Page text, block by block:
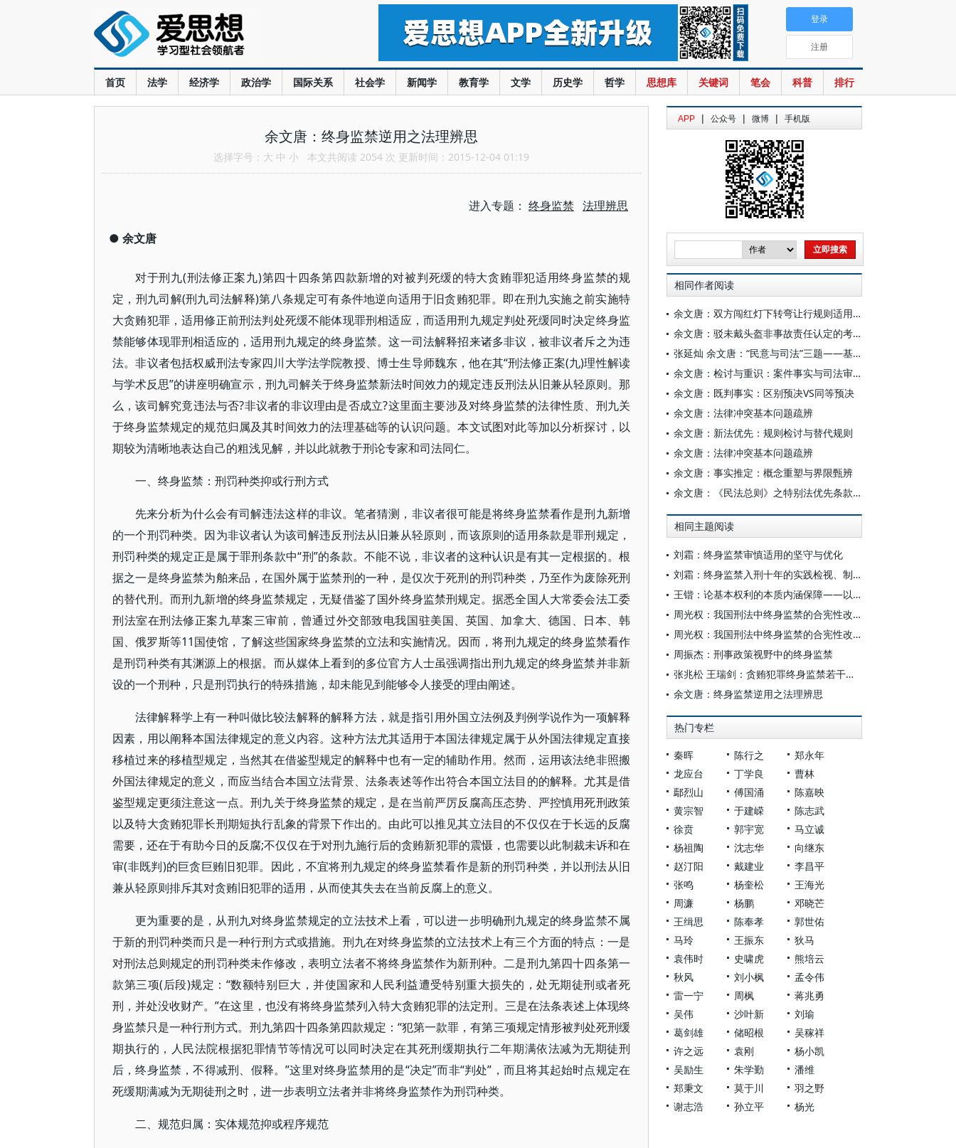
首页 法学 经济学 政治学 国际关系 社会学 新闻学 教育学 文学 历史学 哲学 思想库 关键词 笔会 科普 排行
登录
注册
余文唐：终身监禁逆用之法理辨思
选择字号： 大 中 小 本文共阅读 2054 次 更新时间：2015-12-04 01:19
进入专题： 终身监禁 法理辨思
● 余文唐
对于刑九(刑法修正案九)第四十四条第四款新增的对被判死缓的特大贪贿罪犯适用终身监禁的规
定，刑九司解(刑九司法解释)第八条规定可有条件地逆向适用于旧贪贿犯罪。即在刑九实施之前实施特
大贪贿犯罪，适用修正前刑法判处死缓不能体现罪刑相适应，而适用刑九规定判处死缓同时决定终身监
禁能够体现罪刑相适应的，适用刑九规定的终身监禁。这一司法解释招来诸多非议，被非议者斥之为违
法。非议者包括权威刑法专家四川大学法学院教授、博士生导师魏东，他在其“刑法修正案(九)理性解读
与学术反思”的讲座明确宣示，刑九司解关于终身监禁新法时间效力的规定违反刑法从旧兼从轻原则。那
么，该司解究竟违法与否?非议者的非议理由是否成立?这里面主要涉及对终身监禁的法律性质、刑九关
于终身监禁规定的规范归属及其时间效力的法理基础等的认识问题。本文试图对此等加以分析探讨，以
期较为清晰地表达自己的粗浅见解，并以此就教于刑论专家和司法同仁。
一、终身监禁：刑罚种类抑或行刑方式
先来分析为什么会有司解违法这样的非议。笔者猜测，非议者很可能是将终身监禁看作是刑九新增
的一个刑罚种类。因为非议者认为该司解违反刑法从旧兼从轻原则，而该原则的适用条款是罪刑规定，
刑罚种类的规定正是属于罪刑条款中“刑”的条款。不能不说，非议者的这种认识是有其一定根据的。根
据之一是终身监禁为舶来品，在国外属于监禁刑的一种，是仅次于死刑的刑罚种类，乃至作为废除死刑
的替代刑。而刑九新增的终身监禁规定，无疑借鉴了国外终身监禁刑规定。据悉全国人大常委会法工委
刑法室在刑法修正案九草案三审前，曾通过外交部致电我国驻美国、英国、加拿大、德国、日本、韩
国、俄罗斯等11国使馆，了解这些国家终身监禁的立法和实施情况。因而，将刑九规定的终身监禁看作
是刑罚种类有其渊源上的根据。而从媒体上看到的多位官方人士虽强调指出刑九规定的终身监禁并非新
设的一个刑种，只是刑罚执行的特殊措施，却未能见到能够令人接受的理由阐述。
法律解释学上有一种叫做比较法解释的解释方法，就是指引用外国立法例及判例学说作为一项解释
因素，用以阐释本国法律规定的意义内容。这种方法尤其适用于本国法律规定属于从外国法律规定直接
移植过来的移植型规定，当然其在借鉴型规定的解释中也有一定的辅助作用。然而，运用该法绝非照搬
外国法律规定的意义，而应当结合本国立法背景、法条表述等作出符合本国立法目的的解释。尤其是借
鉴型规定更须注意这一点。刑九关于终身监禁的规定，是在当前严厉反腐高压态势、严控慎用死刑政策
以及特大贪贿犯罪长刑期短执行乱象的背景下作出的。由此可以推见其立法目的不仅仅在于长远的反腐
需要，还在于有助今日的反腐;不仅仅在于对刑九施行后的贪贿新犯罪的震慑，也需要以此制裁未诉和在
审(非既判)的巨贪巨贿旧犯罪。因此，不宜将刑九规定的终身监禁看作是新的刑罚种类，并以刑法从旧
兼从轻原则排斥其对贪贿旧犯罪的适用，从而使其失去在当前反腐上的意义。
更为重要的是，从刑九对终身监禁规定的立法技术上看，可以进一步明确刑九规定的终身监禁不属
于新的刑罚种类而只是一种行刑方式或措施。刑九在对终身监禁的立法技术上有三个方面的特点：一是
对刑法总则规定的刑罚种类未作修改，表明立法者不将终身监禁作为新刑种。二是刑九第四十四条第一
款第三项(后段)规定：“数额特别巨大，并使国家和人民利益遭受特别重大损失的，处无期徒刑或者死
刑，并处没收财产。”在这里，也没有将终身监禁列入特大贪贿犯罪的法定刑。三是在法条表述上体现终
身监禁只是一种行刑方式。刑九第四十四条第四款规定：“犯第一款罪，有第三项规定情形被判处死刑缓
期执行的，人民法院根据犯罪情节等情况可以同时决定在其死刑缓期执行二年期满依法减为无期徒刑
后，终身监禁，不得减刑、假释。”这里对终身监禁用的是“决定”而非“判处”，而且将其起始时点规定在
死缓期满减为无期徒刑之时，进一步表明立法者并非将终身监禁作为刑罚种类。
二、规范归属：实体规范抑或程序规范
APP | 公众号 | 微博 | 手机版
相同作者阅读
余文唐：双方闯红灯下转弯让行规则适用性探辨
余文唐：驳未戴头盔非事故责任认定的考量因素
张延灿 余文唐：“民意与司法”三题——基于和谐司法的辨思
余文唐：检讨与重识：案件事实与司法审查——兼及反思行政案件驳回判决之规定
余文唐：既判事实：区别预决VS同等预决
余文唐：法律冲突基本问题疏辨
余文唐：新法优先：规则检讨与替代规则
余文唐：法律冲突基本问题疏辨
余文唐：事实推定：概念重塑与界限甄辨
余文唐：《民法总则》之特别法优先条款探辨
相同主题阅读
刘霜：终身监禁审慎适用的坚守与优化
刘霜：终身监禁入刑十年的实践检视、制度反思与立法展望
王锴：论基本权利的本质内涵保障——以终身监禁为例
周光权：我国刑法中终身监禁的合宪性改进
周光权：我国刑法中终身监禁的合宪性改进
周振杰：刑事政策视野中的终身监禁
张兆松 王瑞剑：贪贿犯罪终身监禁若干争议问题研究
余文唐：终身监禁逆用之法理辨思
热门专栏
秦晖 陈行之
郑永年
龙应台
丁学良
曹林
鄢烈山
傅国涌
陈嘉映
黄宗智
于建嵘
陈志武
徐贲
郭宇宽
马立诚
杨祖陶
沈志华
向继东
赵汀阳
戴建业
李昌平
张鸣
杨奎松
王海光
周濂
杨鹏
邓晓芒
王缉思
陈奉孝
郭世佑
马玲
王振东
狄马
袁伟时
史啸虎
熊培云
秋风
刘小枫
孟令伟
雷一宁
周枫
蒋兆勇
吴伟
沙叶新
刘瑜
葛剑雄
储昭根
吴稼祥
许之远
袁刚
杨小凯
吴励生
朱学勤
潘维
郑秉文
莫于川
羽之野
谢志浩
孙立平 杨光